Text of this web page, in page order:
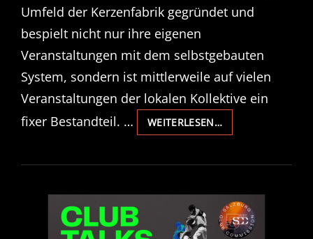
Umfeld der Kerzenfabrik gegründet und
bespielt nicht nur ihre eigenen
Veranstaltungen mit dem selbstgebauten
System, sondern ist mittlerweile auf vielen
Veranstaltungen der lokalen Kollektive ein
fixer Bestandteil. …
WEITERLESEN…CREWS
VOR
VORHANG:
SOUNDSYSTEM